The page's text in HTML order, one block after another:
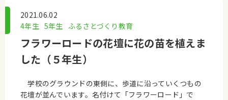
2021.06.02
4年生 5年生 ふるさとづくり教育
フラワーロードの花壇に花の苗を植えま
した（５年生）
学校のグラウンドの東側に、歩道に沿っていくつもの
花壇が並んでいます。名付けて「フラワーロード」で